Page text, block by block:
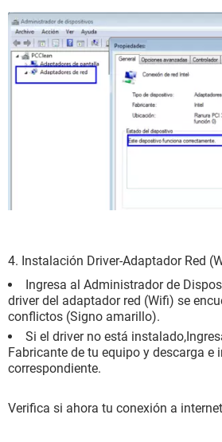
4. Instalación Driver-Adaptador Red
Ingresa al Administrador de
driver del adaptador red (Wifi) se
conflictos (Signo amarillo).
Si el driver no está
Fabricante de tu equipo y descarga e
correspondiente.
Verifica si ahora tu conexión a